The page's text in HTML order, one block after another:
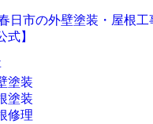
塗装
塗装
修理